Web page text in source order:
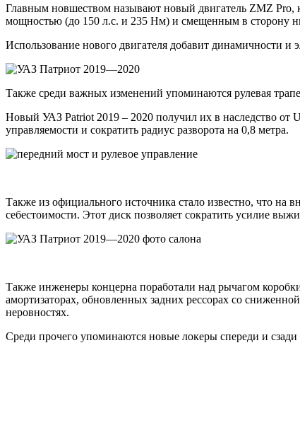
Главным новшеством называют новый двигатель ZMZ Pro,
мощностью (до 150 л.с. и 235 Нм) и смещенным в сторону
Использование нового двигателя добавит динамичности и
Также среди важных изменений упоминаются рулевая
Новый УАЗ Patriot 2019 – 2020 получил их в наследство от
управляемости и сократить радиус разворота на 0,8 метра.
Также из официального источника стало известно, что на
себестоимости. Этот диск позволяет сократить усилие
Также инженеры концерна поработали над рычагом
амортизаторах, обновленных задних рессорах со
неровностях.
Среди прочего упоминаются новые локеры спереди и